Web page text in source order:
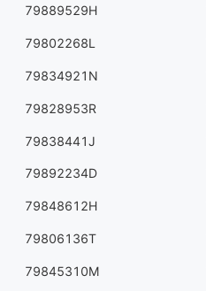
79889529H
79802268L
79834921N
79828953R
79838441J
79892234D
79848612H
79806136T
79845310M